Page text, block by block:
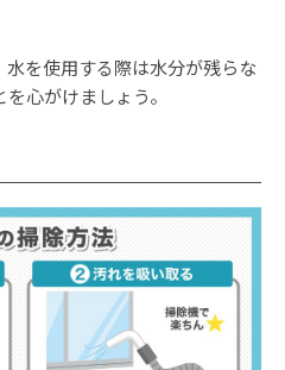
を使用する際は水分が残らな
心がけましょう。